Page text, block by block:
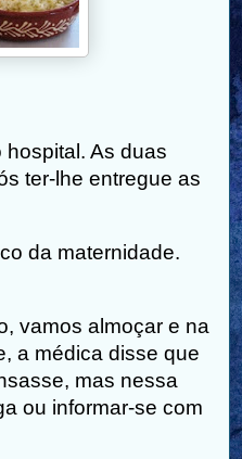
As duas
ter-lhe entregue as
da maternidade.
vamos almoçar e na
a médica disse que
mas nessa
ou informar-se com